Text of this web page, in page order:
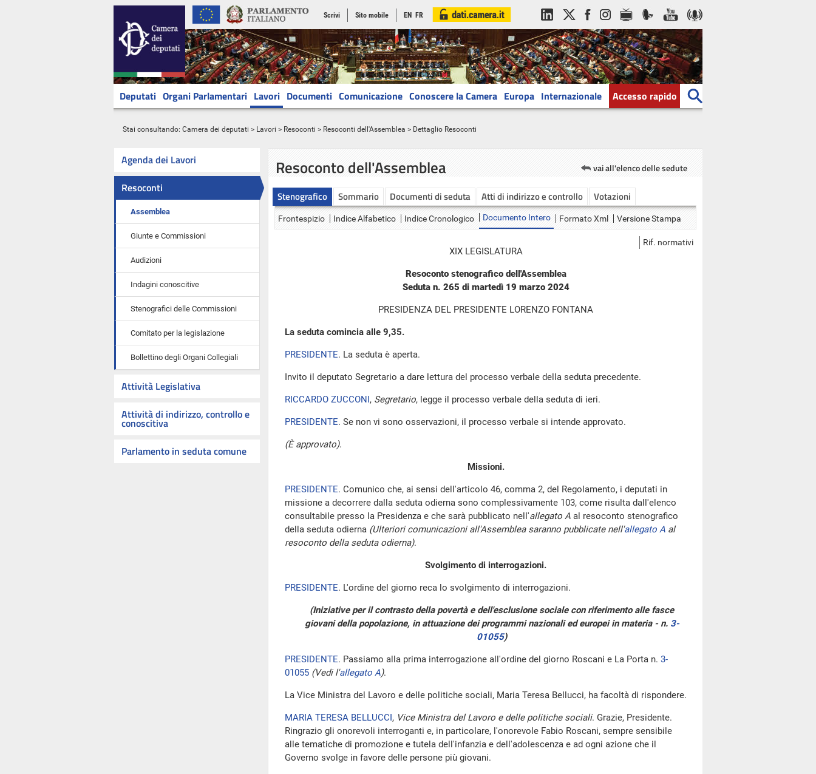
Scrivi Sito mobile EN FR
Deputati Organi Parlamentari Lavori Documenti Comunicazione Conoscere la Camera Europa Internazionale Accesso rapido
Stai consultando: Camera dei deputati > Lavori > Resoconti > Resoconti dell'Assemblea > Dettaglio Resoconti
Agenda dei Lavori
Resoconti
Assemblea
Giunte e Commissioni
Audizioni
Indagini conoscitive
Stenografici delle Commissioni
Comitato per la legislazione
Bollettino degli Organi Collegiali
Attività Legislativa
Attività di indirizzo, controllo e
conoscitiva
Parlamento in seduta comune
Resoconto dell'Assemblea vai all'elenco delle sedute
Stenografico Sommario Documenti di seduta Atti di indirizzo e controllo Votazioni
Frontespizio Indice Alfabetico Indice Cronologico Documento Intero Formato Xml Versione Stampa
Rif. normativi
XIX LEGISLATURA
Resoconto stenografico dell'Assemblea
Seduta n. 265 di martedì 19 marzo 2024
PRESIDENZA DEL PRESIDENTE LORENZO FONTANA
La seduta comincia alle 9,35.
PRESIDENTE. La seduta è aperta.
Invito il deputato Segretario a dare lettura del processo verbale della seduta precedente.
RICCARDO ZUCCONI, Segretario, legge il processo verbale della seduta di ieri.
PRESIDENTE. Se non vi sono osservazioni, il processo verbale si intende approvato.
(È approvato).
Missioni.
PRESIDENTE. Comunico che, ai sensi dell'articolo 46, comma 2, del Regolamento, i deputati in
missione a decorrere dalla seduta odierna sono complessivamente 103, come risulta dall'elenco
consultabile presso la Presidenza e che sarà pubblicato nell'allegato A al resoconto stenografico
della seduta odierna (Ulteriori comunicazioni all'Assemblea saranno pubblicate nell'allegato A al
resoconto della seduta odierna).
Svolgimento di interrogazioni.
PRESIDENTE. L'ordine del giorno reca lo svolgimento di interrogazioni.
(Iniziative per il contrasto della povertà e dell'esclusione sociale con riferimento alle fasce
giovani della popolazione, in attuazione dei programmi nazionali ed europei in materia - n. 3-
01055)
PRESIDENTE. Passiamo alla prima interrogazione all'ordine del giorno Roscani e La Porta n. 3-
01055 (Vedi l'allegato A).
La Vice Ministra del Lavoro e delle politiche sociali, Maria Teresa Bellucci, ha facoltà di rispondere.
MARIA TERESA BELLUCCI, Vice Ministra del Lavoro e delle politiche sociali. Grazie, Presidente.
Ringrazio gli onorevoli interroganti e, in particolare, l'onorevole Fabio Roscani, sempre sensibile
alle tematiche di promozione e tutela dell'infanzia e dell'adolescenza e ad ogni azione che il
Governo svolge in favore delle persone più giovani.